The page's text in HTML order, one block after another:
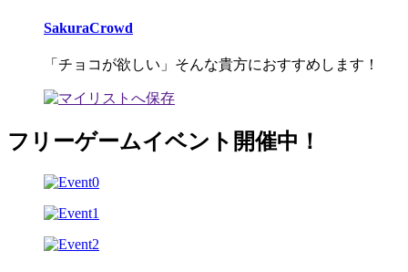
SakuraCrowd
「チョコが欲しい」そんな貴方におすすめします！
フリーゲームイベント開催中！